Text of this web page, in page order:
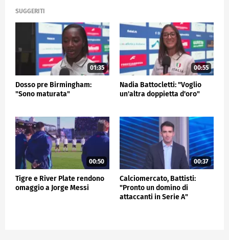
SUGGERITI
01:35
Dosso pre Birmingham:
"Sono maturata"
00:55
Nadia Battocletti: "Voglio
un'altra doppietta d'oro"
00:50
Tigre e River Plate rendono
omaggio a Jorge Messi
00:37
Calciomercato, Battisti:
"Pronto un domino di
attaccanti in Serie A"